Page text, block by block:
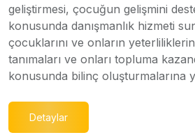
geliştirmesi, çocuğun gelişmini
konusunda danışmanlık hizmeti
çocuklarını ve onların
tanımaları ve onları topluma
konusunda bilinç oluşturmalarına
Detaylar